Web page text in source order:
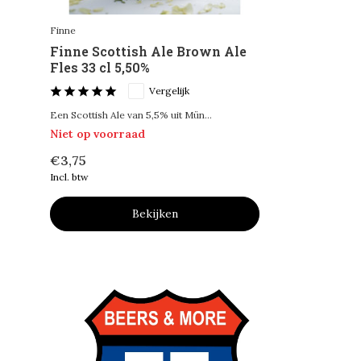
Finne
Finne Scottish Ale Brown Ale
Fles 33 cl 5,50%
Vergelijk
Een Scottish Ale van 5,5% uit Mün...
Niet op voorraad
€3,75
Incl. btw
Bekijken